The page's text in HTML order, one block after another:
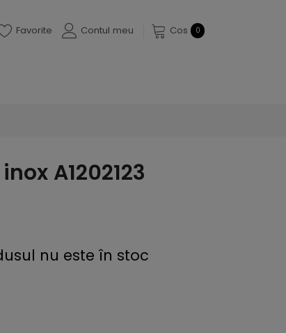
Favorite Contul meu Cos 0
A1202123
nu este în stoc